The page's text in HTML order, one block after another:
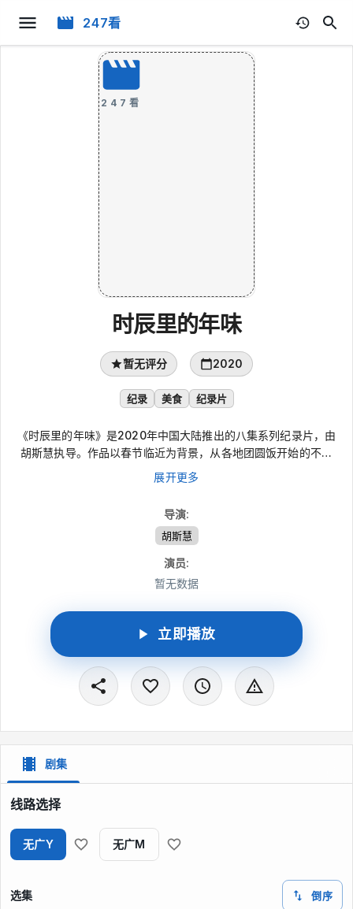
247看
247看
时辰里的年味
暂无评分 2020
纪录 美食 纪录片
《时辰里的年味》是2020年中国大陆推出的八集系列纪录片，由
胡斯慧执导。作品以春节临近为背景，从各地团圆饭开始的不同
“时辰”切入，镜头跨过山间田野、摩天都市、大海与草原。片中把
年俗、风土、人情与美食交织在一起，记录一席席家宴中的团圆暖
展开更多
导演:
胡斯慧
演员:
暂无数据
立即播放
剧集
线路选择
无广Y 无广M
选集 倒序